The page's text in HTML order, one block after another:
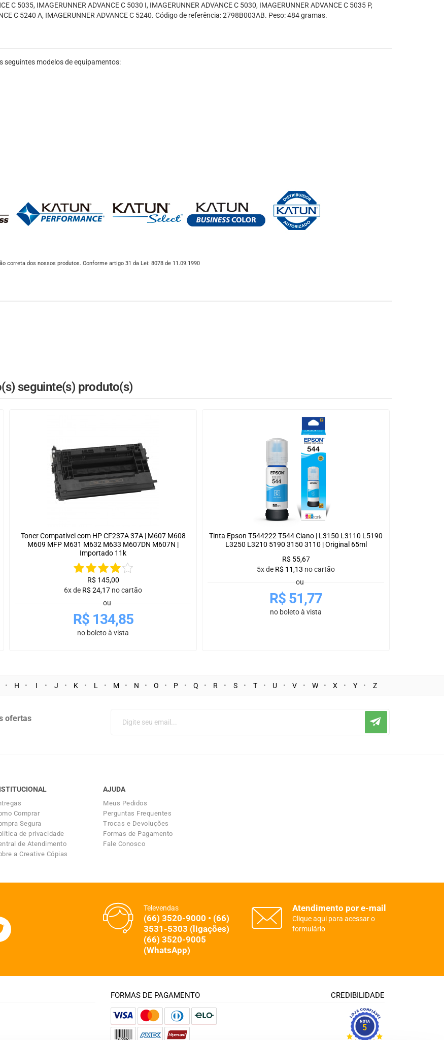
C 5035, IMAGERUNNER ADVANCE C 5030 I, IMAGERUNNER ADVANCE C 5030, IMAGERUNNER ADVANCE C 5035 P,
C 5240 A, IMAGERUNNER ADVANCE C 5240. Código de referência: 2798B003AB. Peso: 484 gramas.
seguintes modelos de equipamentos:
dos nossos produtos. Conforme artigo 31 da Lei: 8078 de 11.09.1990
seguinte(s) produto(s)
Toner Compatível com HP CF237A 37A | M607 M608
M609 MFP M631 M632 M633 M607DN M607N |
Importado 11k
R$ 145,00
6x de R$ 24,17 no cartão
ou
R$134,85
no boleto à vista
Tinta Epson T544222 T544 Ciano | L3150 L3110 L5190
L3250 L3210 5190 3150 3110 | Original 65ml
R$ 55,67
5x de R$ 11,13 no cartão
ou
R$ 51,77
no boleto à vista
H I J K L M N O P Q R S T U V W X Y Z
ofertas
Comprar
Segura
de privacidade
de Atendimento
a Creative Cópias
AJUDA
Meus Pedidos
Perguntas Frequentes
Trocas e Devoluções
Formas de Pagamento
Fale Conosco
Televendas
(66) 3520-9000 • (66)
3531-5303 (ligações)
(66) 3520-9005
(WhatsApp)
Atendimento por e-mail
Clique aqui para acessar o
formulário
FORMAS DE PAGAMENTO CREDIBILIDADE
5